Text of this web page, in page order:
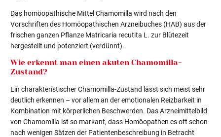
Das homöopathische Mittel Chamomilla wird nach den
Vorschriften des Homöopathischen Arzneibuches (HAB) aus der
frischen ganzen Pflanze Matricaria recutita L. zur Blütezeit
hergestellt und potenziert (verdünnt).
Wie erkennt man einen akuten Chamomilla-
Zustand?
Ein charakteristischer Chamomilla-Zustand lässt sich meist sehr
deutlich erkennen – vor allem an der emotionalen Reizbarkeit in
Kombination mit körperlichen Beschwerden. Das Arzneimittelbild
von Chamomilla ist so markant, dass Homöopathen es oft schon
nach wenigen Sätzen der Patientenbeschreibung in Betracht